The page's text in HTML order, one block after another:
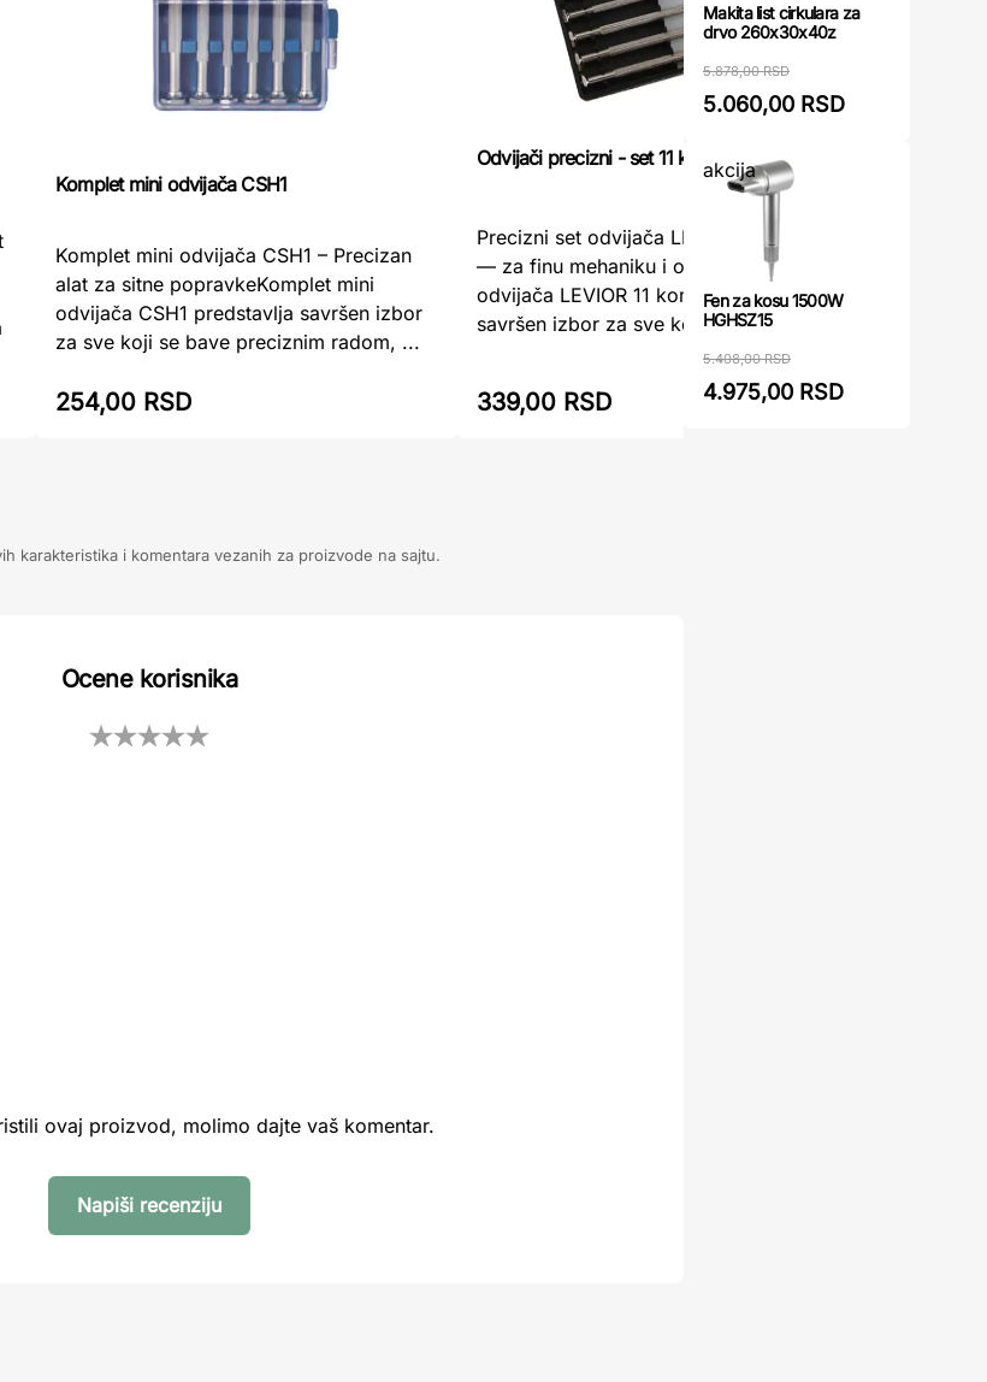
Komplet mini odvijača CSH1
Komplet mini odvijača CSH1 – Precizan
alat za sitne popravkeKomplet mini
odvijača CSH1 predstavlja savršen izbor
za sve koji se bave preciznim radom, ...
254,00 RSD
Odvijači precizni - set 11 komada LEVIOR
Precizni set odvijača LEVIOR 11 komada
— za finu mehaniku i optikuSet preciznih
odvijača LEVIOR 11 komada predstavlja
savršen izbor za sve koji zahtev ...
339,00 RSD
karakteristika i komentara vezanih za proizvode na sajtu.
Ocene korisnika
ovaj proizvod, molimo dajte vaš komentar.
Napiši recenziju
Makita list cirkulara za
drvo 260x30x40z
5.878,00 RSD
5.060,00 RSD
akcija
Fen za kosu 1500W
HGHSZ15
5.408,00 RSD
4.975,00 RSD